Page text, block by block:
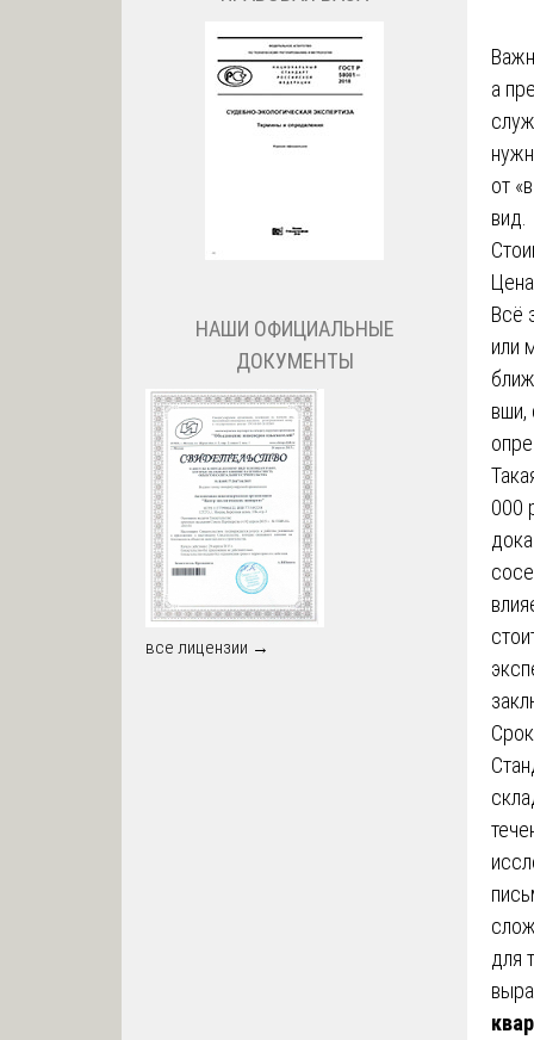
а
от
вид.
Всё
или
вши,
000
для
НАШИ ОФИЦИАЛЬНЫЕ
ДОКУМЕНТЫ
все лицензии →